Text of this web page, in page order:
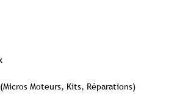
Moteurs, Kits, Réparations)